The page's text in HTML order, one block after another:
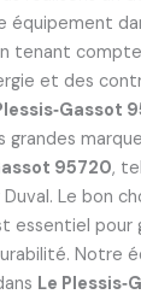
équipement
tenant
et des
95720,
Le bon
essentiel pour
Notre
Le